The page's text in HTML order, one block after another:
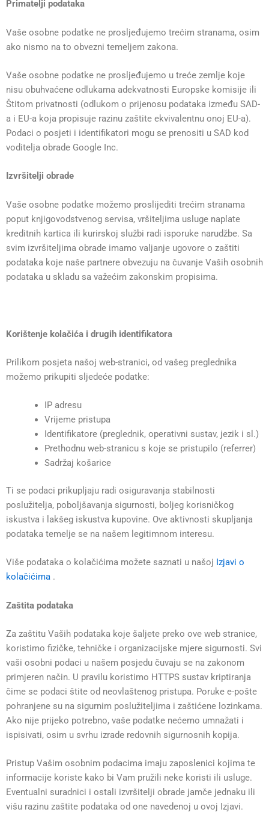
Primatelji podataka
Vaše osobne podatke ne prosljeđujemo trećim stranama, osim
ako nismo na to obvezni temeljem zakona.
Vaše osobne podatke ne prosljeđujemo u treće zemlje koje
nisu obuhvaćene odlukama adekvatnosti Europske komisije ili
Štitom privatnosti (odlukom o prijenosu podataka između SAD-
a i EU-a koja propisuje razinu zaštite ekvivalentnu onoj EU-a).
Podaci o posjeti i identifikatori mogu se prenositi u SAD kod
voditelja obrade Google Inc.
Izvršitelji obrade
Vaše osobne podatke možemo proslijediti trećim stranama
poput knjigovodstvenog servisa, vršiteljima usluge naplate
kreditnih kartica ili kurirskoj službi radi isporuke narudžbe. Sa
svim izvršiteljima obrade imamo valjanje ugovore o zaštiti
podataka koje naše partnere obvezuju na čuvanje Vaših osobnih
podataka u skladu sa važećim zakonskim propisima.
Korištenje kolačića i drugih identifikatora
Prilikom posjeta našoj web-stranici, od vašeg preglednika
možemo prikupiti sljedeće podatke:
IP adresu
Vrijeme pristupa
Identifikatore (preglednik, operativni sustav, jezik i sl.)
Prethodnu web-stranicu s koje se pristupilo (referrer)
Sadržaj košarice
Ti se podaci prikupljaju radi osiguravanja stabilnosti
poslužitelja, poboljšavanja sigurnosti, boljeg korisničkog
iskustva i lakšeg iskustva kupovine. Ove aktivnosti skupljanja
podataka temelje se na našem legitimnom interesu.
Više podataka o kolačićima možete saznati u našoj Izjavi o
kolačićima .
Zaštita podataka
Za zaštitu Vaših podataka koje šaljete preko ove web stranice,
koristimo fizičke, tehničke i organizacijske mjere sigurnosti. Svi
vaši osobni podaci u našem posjedu čuvaju se na zakonom
primjeren način. U pravilu koristimo HTTPS sustav kriptiranja
čime se podaci štite od neovlaštenog pristupa. Poruke e-pošte
pohranjene su na sigurnim poslužiteljima i zaštićene lozinkama.
Ako nije prijeko potrebno, vaše podatke nećemo umnažati i
ispisivati, osim u svrhu izrade redovnih sigurnosnih kopija.
Pristup Vašim osobnim podacima imaju zaposlenici kojima te
informacije koriste kako bi Vam pružili neke koristi ili usluge.
Eventualni suradnici i ostali izvršitelji obrade jamče jednaku ili
višu razinu zaštite podataka od one navedenoj u ovoj Izjavi.